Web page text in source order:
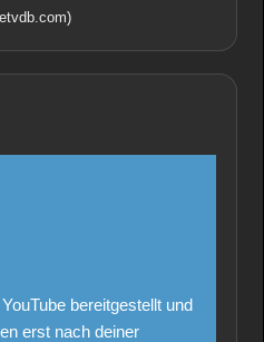
bereitgestellt und
erst nach deiner